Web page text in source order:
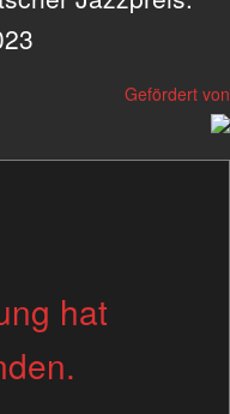
Gefördert von
hat